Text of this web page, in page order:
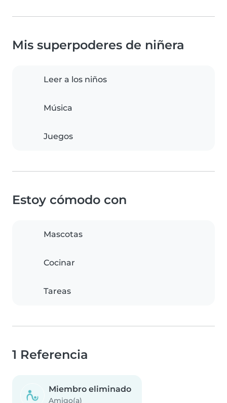
Mis superpoderes de niñera
Leer a los niños
Música
Juegos
Estoy cómodo con
Mascotas
Cocinar
Tareas
1 Referencia
Miembro eliminado
Amigo(a)